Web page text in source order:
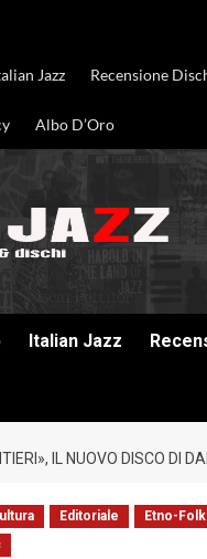
Jazz Recensione
Albo D’Oro
Italian Jazz
IL NUOVO DISCO DI
Editoriale Etno-Folk